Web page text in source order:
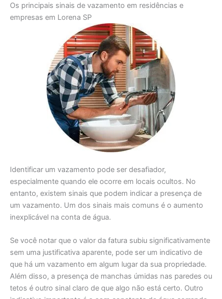
Os principais sinais de vazamento em residências e
empresas em Lorena SP
Identificar um vazamento pode ser desafiador,
especialmente quando ele ocorre em locais ocultos. No
entanto, existem sinais que podem indicar a presença de
um vazamento. Um dos sinais mais comuns é o aumento
inexplicável na conta de água.
Se você notar que o valor da fatura subiu significativamente
sem uma justificativa aparente, pode ser um indicativo de
que há um vazamento em algum lugar da sua propriedade.
Além disso, a presença de manchas úmidas nas paredes ou
tetos é outro sinal claro de que algo não está certo. Outro